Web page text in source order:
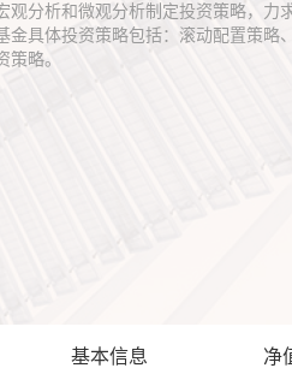
观分析和微观分析制定投资策略，
金具体投资策略包括：滚动配置策
策略。
基本信息 净